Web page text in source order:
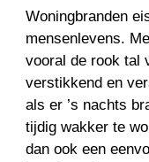
Woningbranden
mensenlevens.
vooral de rook tal
verstikkend en
als er ’s nachts
tijdig wakker te
dan ook een